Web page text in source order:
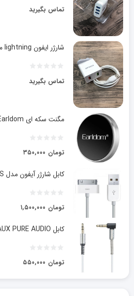
تماس بگیرید
شارژر ایفون lightning مدل CH-10
تماس بگیرید
مگنت سکه ای Earldom
۳۵۰,۰۰۰ تومان
کابل شارژر آیفون مدل ۴S
۱,۵۰۰,۰۰۰ تومان
کابل AUX PURE AUDIO مدل PI-ST20
۵۵۰,۰۰۰ تومان